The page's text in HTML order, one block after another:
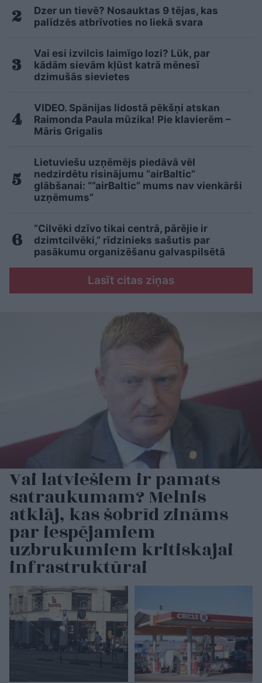
Dzer un tievē? Nosauktas 9 tējas, kas
palīdzēs atbrīvoties no liekā svara
Vai esi izvilcis laimīgo lozi? Lūk, par
kādām sievām kļūst katrā mēnesī
dzimušās sievietes
VIDEO. Spānijas lidostā pēkšņi atskan
Raimonda Paula mūzika! Pie klavierēm –
Māris Grigalis
Lietuviešu uzņēmējs piedāvā vēl
nedzirdētu risinājumu “airBaltic”
glābšanai: “”airBaltic” mums nav vienkārši
uzņēmums”
“Cilvēki dzīvo tikai centrā, pārējie ir
dzimtcilvēki,” rīdzinieks sašutis par
pasākumu organizēšanu galvaspilsētā
Lasīt citas ziņas
Vai latviešiem ir pamats
satraukumam? Melnis
atklāj, kas šobrīd zināms
par iespējamiem
uzbrukumiem kritiskajai
infrastruktūrai